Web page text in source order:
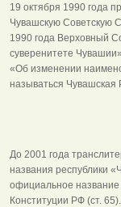
19 октября 1990 года
Чувашскую Советскую
1990 года Верховный
суверенитете
«Об изменении
называться Чувашская
До 2001 года
названия республики
официальное название
Конституции РФ (ст.